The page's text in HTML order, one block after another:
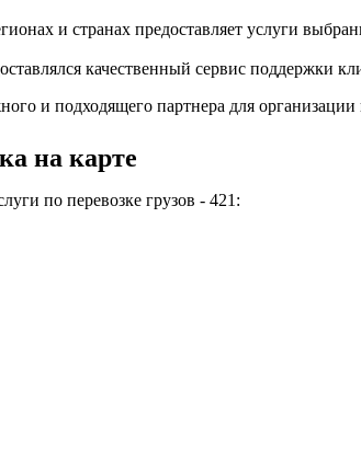
и странах предоставляет услуги
качественный сервис поддержки
и подходящего партнера для организации
на карте
по перевозке грузов - 421: